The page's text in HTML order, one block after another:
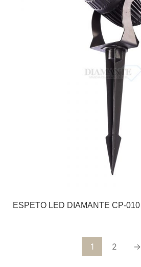
ESPETO LED DIAMANTE CP-010
1 2 →